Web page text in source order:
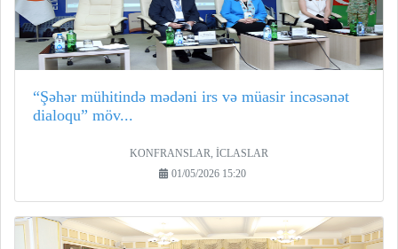
“Şəhər mühitində mədəni irs və müasir incəsənət
dialoqu” möv...
KONFRANSLAR, İCLASLAR
01/05/2026 15:20